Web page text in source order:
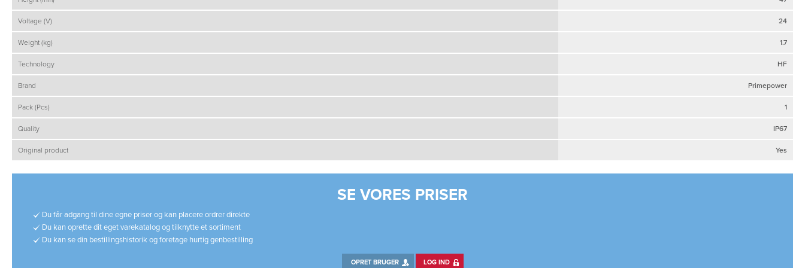
Voltage (V) 24
Weight (kg) 1.7
Technology HF
Brand Primepower
Pack (Pcs) 1
Quality IP67
Original product Yes
SE VORES PRISER
Du får adgang til dine egne priser og kan placere ordrer direkte
Du kan oprette dit eget varekatalog og tilknytte et sortiment
Du kan se din bestillingshistorik og foretage hurtig genbestilling
OPRET BRUGER LOG IND